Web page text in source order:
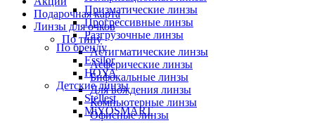
Подарочная карта
Линзы для очков
По типу
Астигматические линзы
Асферические линзы
Бифокальные линзы
Для вождения линзы
Компьютерные линзы
Офисные линзы
Призматические линзы
Прогрессивные линзы
Разгрузочные линзы
По бренду
Essilor
HOYA
Детские линзы
Stellest
MiYOSMART